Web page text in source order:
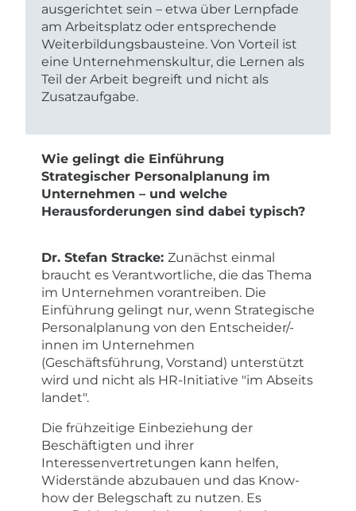
ausgerichtet sein – etwa über Lernpfade
am Arbeitsplatz oder entsprechende
Weiterbildungsbausteine. Von Vorteil ist
eine Unternehmenskultur, die Lernen als
Teil der Arbeit begreift und nicht als
Zusatzaufgabe.
Wie gelingt die Einführung
Strategischer Personalplanung im
Unternehmen – und welche
Herausforderungen sind dabei typisch?
Dr. Stefan Stracke: Zunächst einmal
braucht es Verantwortliche, die das Thema
im Unternehmen vorantreiben. Die
Einführung gelingt nur, wenn Strategische
Personalplanung von den Entscheider/-
innen im Unternehmen
(Geschäftsführung, Vorstand) unterstützt
wird und nicht als HR-Initiative "im Abseits
landet".
Die frühzeitige Einbeziehung der
Beschäftigten und ihrer
Interessenvertretungen kann helfen,
Widerstände abzubauen und das Know-
how der Belegschaft zu nutzen. Es